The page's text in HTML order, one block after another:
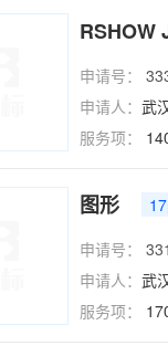
42类-网站服务(
RSHOW
申请号：
申请人： 武
服务项：
图形
申请号：
申请人： 武
服务项：